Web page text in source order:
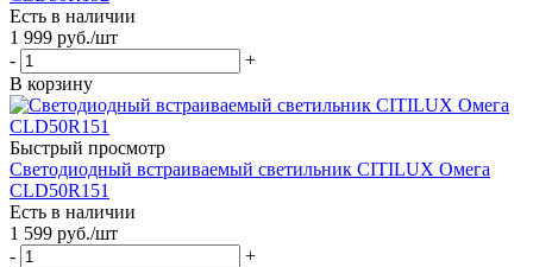
Есть в наличии
1 999 руб./шт
-
+
В корзину
Быстрый просмотр
Светодиодный встраиваемый светильник CITILUX Омега
CLD50R151
Есть в наличии
1 599 руб./шт
-
+